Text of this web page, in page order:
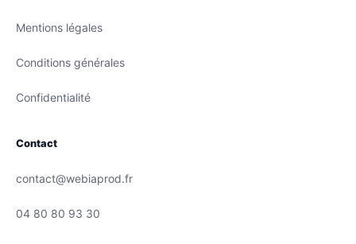
Mentions légales
Conditions générales
Confidentialité
Contact
contact@webiaprod.fr
04 80 80 93 30